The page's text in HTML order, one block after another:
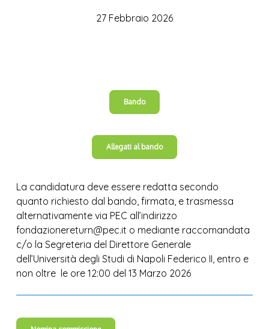
27 Febbraio 2026
Bando
Allegati al bando
La candidatura deve essere redatta secondo
quanto richiesto dal bando, firmata, e trasmessa
alternativamente via PEC all’indirizzo
fondazionereturn@pec.it o mediante raccomandata
c/o la Segreteria del Direttore Generale
dell’Università degli Studi di Napoli Federico II, entro e
non oltre le ore 12:00 del 13 Marzo 2026